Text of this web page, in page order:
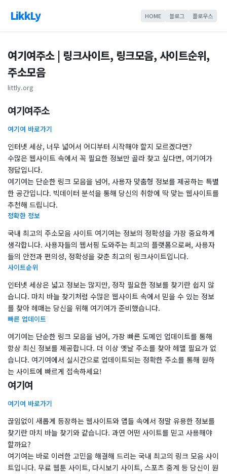
LikkLy HOME 블로그 플로우스
여기여주소 | 링크사이트, 링크모음, 사이트순위,
주소모음
littly.org
여기여주소
여기여 바로가기
인터넷 세상, 너무 넓어서 어디부터 시작해야 할지 모르겠다면?
수많은 웹사이트 속에서 꼭 필요한 정보만 골라 찾고 싶다면, 여기여가
정답입니다.
여기여는 단순한 링크 모음을 넘어, 사용자 맞춤형 정보를 제공하는 특별
한 공간입니다. 빅데이터 분석을 통해 당신의 취향에 딱 맞는 웹사이트를
추천해 드립니다.
정확한 정보
국내 최고의 주소모음 사이트 여기여는 정보의 정확성을 가장 중요하게
생각합니다. 사용자들의 웹서핑 도와주는 최고의 플랫폼으로써, 사용자
들의 안전과 편의성, 정확성을 갖춘 최고의 링크사이트입니다.
사이트순위
인터넷 세상은 넓고 정보는 많지만, 정작 필요한 정보를 찾기란 쉽지 않
습니다. 마치 바늘 찾기처럼 수많은 웹사이트 속에서 믿을 수 있는 정보
를 찾아 헤매는 당신을 위해 여기여가 준비했습니다.
빠른 업데이트
여기여는 단순한 링크 모음을 넘어, 가장 빠른 도메인 업데이트를 통해
항상 최신 정보를 제공합니다. 더 이상 옛날 주소를 찾아 헤맬 필요가 없
습니다. 여기여에서 실시간으로 업데이트되는 정확한 주소를 통해 원하
는 사이트에 빠르게 접속하세요!
여기여
여기여 바로가기
​끊임없이 새롭게 등장하는 웹사이트와 앱들 속에서 정말 유용한 정보를
찾기란 마치 바늘 찾기와 같습니다. 과연 어떤 사이트를 믿고 사용해야
할까요?
여기여는 바로 이러한 고민을 해결해 드리는 국내 최고의 링크 모음 사이
트입니다. 무료 웹툰 사이트, 다시보기 사이트, 스포츠 중계 등 당신이 원